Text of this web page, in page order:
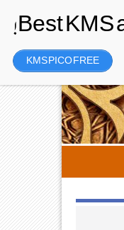
KMS PICO FREE